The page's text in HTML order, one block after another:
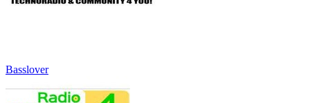
Basslover